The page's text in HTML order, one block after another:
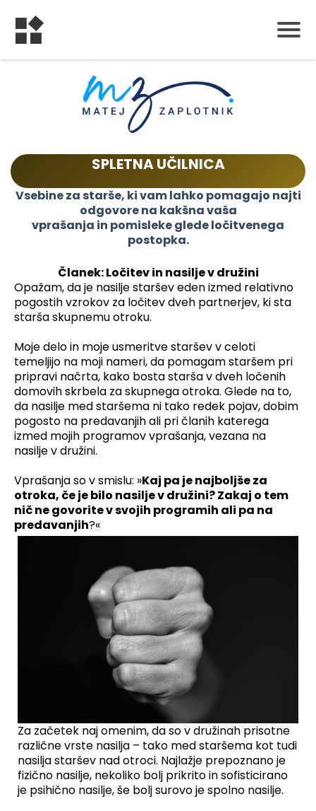
SPLETNA UČILNICA
Vsebine za starše, ki vam lahko pomagajo najti
odgovore na kakšna vaša
vprašanja in pomisleke glede ločitvenega
postopka.
Članek: Ločitev in nasilje v družini
Opažam, da je nasilje staršev eden izmed relativno
pogostih vzrokov za ločitev dveh partnerjev, ki sta
starša skupnemu otroku.
Moje delo in moje usmeritve staršev v celoti
temeljijo na moji nameri, da pomagam staršem pri
pripravi načrta, kako bosta starša v dveh ločenih
domovih skrbela za skupnega otroka. Glede na to,
da nasilje med staršema ni tako redek pojav, dobim
pogosto na predavanjih ali pri članih katerega
izmed mojih programov vprašanja, vezana na
nasilje v družini.
Vprašanja so v smislu: »Kaj pa je najboljše za
otroka, če je bilo nasilje v družini? Zakaj o tem
nič ne govorite v svojih programih ali pa na
predavanjih?«
Za začetek naj omenim, da so v družinah prisotne
različne vrste nasilja – tako med staršema kot tudi
nasilja staršev nad otroci. Najlažje prepoznano je
fizično nasilje, nekoliko bolj prikrito in sofisticirano
je psihično nasilje, še bolj surovo je spolno nasilje.